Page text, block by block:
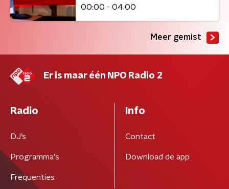
00:00 - 04:00
Meer gemist
Er is maar één NPO Radio 2
Radio
DJ’s
Programma's
Frequenties
Info
Contact
Download de app